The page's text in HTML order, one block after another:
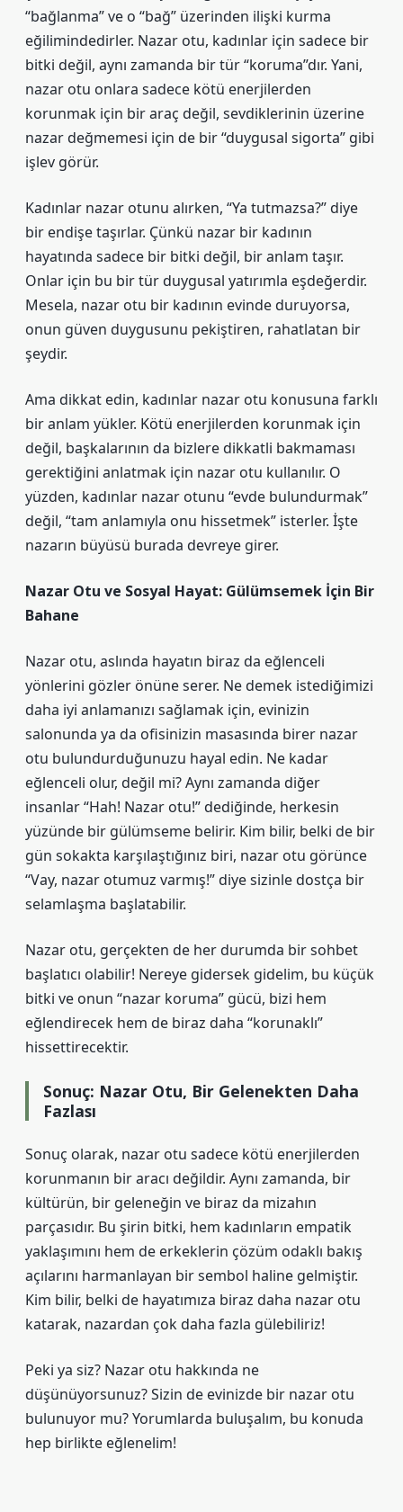
“bağlanma” ve o “bağ” üzerinden ilişki kurma
eğilimindedirler. Nazar otu, kadınlar için sadece bir
bitki değil, aynı zamanda bir tür “koruma”dır. Yani,
nazar otu onlara sadece kötü enerjilerden
korunmak için bir araç değil, sevdiklerinin üzerine
nazar değmemesi için de bir “duygusal sigorta” gibi
işlev görür.
Kadınlar nazar otunu alırken, “Ya tutmazsa?” diye
bir endişe taşırlar. Çünkü nazar bir kadının
hayatında sadece bir bitki değil, bir anlam taşır.
Onlar için bu bir tür duygusal yatırımla eşdeğerdir.
Mesela, nazar otu bir kadının evinde duruyorsa,
onun güven duygusunu pekiştiren, rahatlatan bir
şeydir.
Ama dikkat edin, kadınlar nazar otu konusuna farklı
bir anlam yükler. Kötü enerjilerden korunmak için
değil, başkalarının da bizlere dikkatli bakmaması
gerektiğini anlatmak için nazar otu kullanılır. O
yüzden, kadınlar nazar otunu “evde bulundurmak”
değil, “tam anlamıyla onu hissetmek” isterler. İşte
nazarın büyüsü burada devreye girer.
Nazar Otu ve Sosyal Hayat: Gülümsemek İçin Bir
Bahane
Nazar otu, aslında hayatın biraz da eğlenceli
yönlerini gözler önüne serer. Ne demek istediğimizi
daha iyi anlamanızı sağlamak için, evinizin
salonunda ya da ofisinizin masasında birer nazar
otu bulundurduğunuzu hayal edin. Ne kadar
eğlenceli olur, değil mi? Aynı zamanda diğer
insanlar “Hah! Nazar otu!” dediğinde, herkesin
yüzünde bir gülümseme belirir. Kim bilir, belki de bir
gün sokakta karşılaştığınız biri, nazar otu görünce
“Vay, nazar otumuz varmış!” diye sizinle dostça bir
selamlaşma başlatabilir.
Nazar otu, gerçekten de her durumda bir sohbet
başlatıcı olabilir! Nereye gidersek gidelim, bu küçük
bitki ve onun “nazar koruma” gücü, bizi hem
eğlendirecek hem de biraz daha “korunaklı”
hissettirecektir.
Sonuç: Nazar Otu, Bir Gelenekten Daha
Fazlası
Sonuç olarak, nazar otu sadece kötü enerjilerden
korunmanın bir aracı değildir. Aynı zamanda, bir
kültürün, bir geleneğin ve biraz da mizahın
parçasıdır. Bu şirin bitki, hem kadınların empatik
yaklaşımını hem de erkeklerin çözüm odaklı bakış
açılarını harmanlayan bir sembol haline gelmiştir.
Kim bilir, belki de hayatımıza biraz daha nazar otu
katarak, nazardan çok daha fazla gülebiliriz!
Peki ya siz? Nazar otu hakkında ne
düşünüyorsunuz? Sizin de evinizde bir nazar otu
bulunuyor mu? Yorumlarda buluşalım, bu konuda
hep birlikte eğlenelim!